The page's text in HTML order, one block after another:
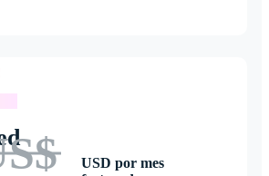
USD por mes